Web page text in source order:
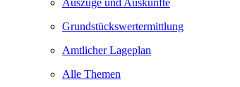
Auszüge und Auskünfte
Grundstückswertermittlung
Amtlicher Lageplan
Alle Themen